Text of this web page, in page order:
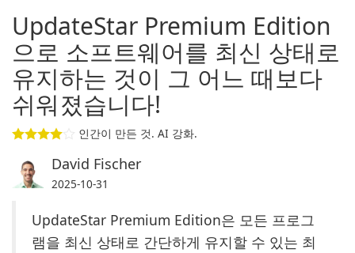
UpdateStar Premium Edition
으로 소프트웨어를 최신 상태로
유지하는 것이 그 어느 때보다
쉬워졌습니다!
인간이 만든 것. AI 강화.
David Fischer
2025-10-31
UpdateStar Premium Edition은 모든 프로그
램을 최신 상태로 간단하게 유지할 수 있는 최